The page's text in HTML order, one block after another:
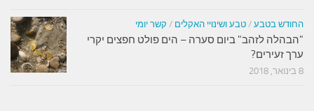
החודש בטבע / טבע ושינויי האקלים / קשר יומי
"הבהלה לזהב" ביום סערה – הים פולט חפצים יקרי
ערך זעירים?
8 בינואר, 2018